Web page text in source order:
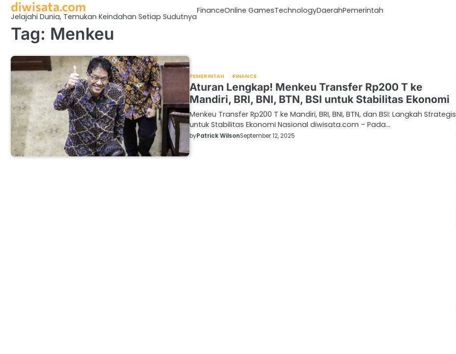
Skip
content
diwisata.com
Jelajahi Dunia, Temukan Keindahan Setiap Sudutnya
FinanceOnline GamesTechnologyDaerahPemerintah
Tag: Menkeu
PEMERINTAH FINANCE
Aturan Lengkap! Menkeu Transfer Rp200 T ke
Mandiri, BRI, BNI, BTN, BSI untuk Stabilitas Ekonomi
Menkeu Transfer Rp200 T ke Mandiri, BRI, BNI, BTN, dan BSI: Langkah Strategis
untuk Stabilitas Ekonomi Nasional diwisata.com – Pada…
byPatrick WilsonSeptember 12, 2025